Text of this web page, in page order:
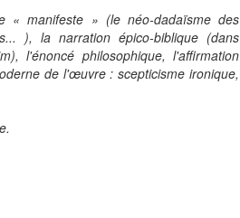
manifeste » (le néo-dadaïsme des
), la narration épico-biblique (dans
l'énoncé philosophique, l'affirmation
de l'œuvre : scepticisme ironique,